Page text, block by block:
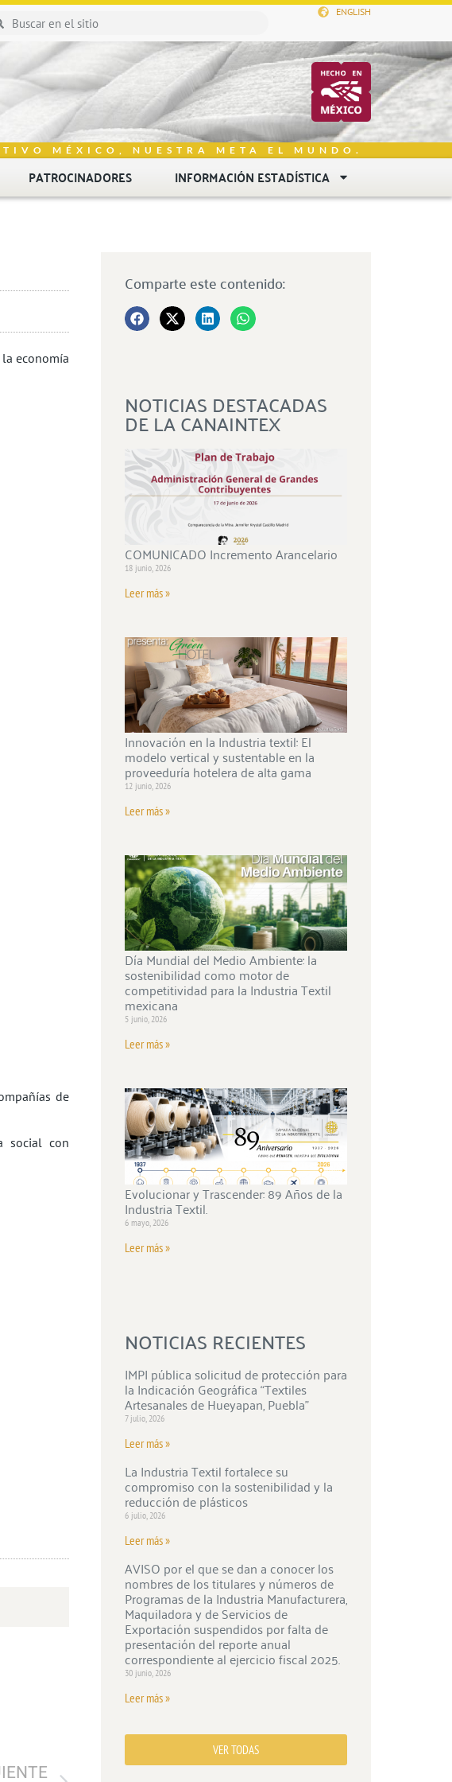
ENGLISH
MÉXICO, NUESTRA META EL MUNDO.
PATROCINADORES INFORMACIÓN ESTADÍSTICA
economía
de
social con
Comparte este contenido:
NOTICIAS DESTACADAS
DE LA CANAINTEX
COMUNICADO Incremento Arancelario
18 junio, 2026
Leer más »
Innovación en la Industria textil: El
modelo vertical y sustentable en la
proveeduría hotelera de alta gama
12 junio, 2026
Leer más »
Día Mundial del Medio Ambiente: la
sostenibilidad como motor de
competitividad para la Industria Textil
mexicana
5 junio, 2026
Leer más »
Evolucionar y Trascender: 89 Años de la
Industria Textil.
6 mayo, 2026
Leer más »
NOTICIAS RECIENTES
IMPI pública solicitud de protección para
la Indicación Geográfica “Textiles
Artesanales de Hueyapan, Puebla”
7 julio, 2026
Leer más »
La Industria Textil fortalece su
compromiso con la sostenibilidad y la
reducción de plásticos
6 julio, 2026
Leer más »
AVISO por el que se dan a conocer los
nombres de los titulares y números de
Programas de la Industria Manufacturera,
Maquiladora y de Servicios de
Exportación suspendidos por falta de
presentación del reporte anual
correspondiente al ejercicio fiscal 2025.
30 junio, 2026
Leer más »
VER TODAS